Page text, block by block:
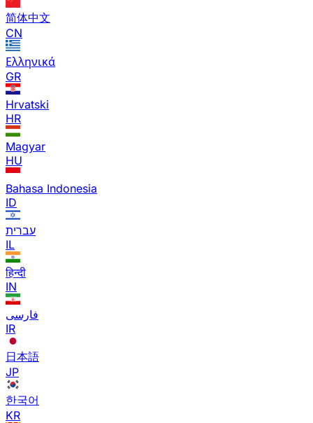
简体中文
CN
Ελληνικά
GR
Hrvatski
HR
Magyar
HU
Bahasa Indonesia
ID
עברית
IL
हिन्दी
IN
فارسی
IR
日本語
JP
한국어
KR